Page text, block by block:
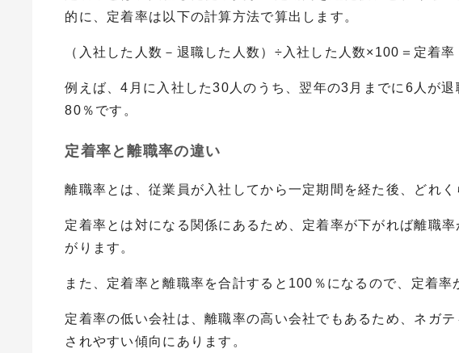
的に、定着率は以下の計算方法で算出します。
（入社した人数－退職した人数）÷入社した人数×100＝定着率
例えば、4月に入社した30人のうち、翌年の3月までに6人が
80％です。
定着率と離職率の違い
離職率とは、従業員が入社してから一定期間を経た後、どれく
定着率とは対になる関係にあるため、定着率が下がれば離職
がります。
また、定着率と離職率を合計すると100％になるので、定着率
定着率の低い会社は、離職率の高い会社でもあるため、ネガ
されやすい傾向にあります。